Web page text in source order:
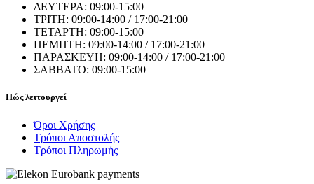
ΔΕΥΤΕΡΑ: 09:00-15:00
ΤΡΙΤΗ: 09:00-14:00 / 17:00-21:00
ΤΕΤΑΡΤΗ: 09:00-15:00
ΠΕΜΠΤΗ: 09:00-14:00 / 17:00-21:00
ΠΑΡΑΣΚΕΥΗ: 09:00-14:00 / 17:00-21:00
ΣΑΒΒΑΤΟ: 09:00-15:00
Πώς λειτουργεί
Όροι Χρήσης
Τρόποι Αποστολής
Τρόποι Πληρωμής